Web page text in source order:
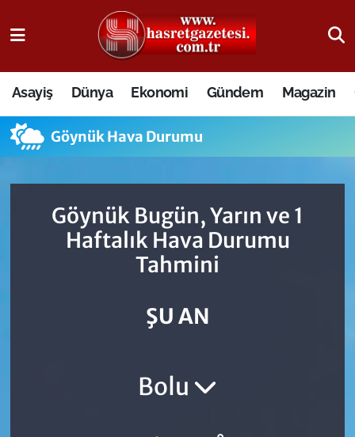
Asayiş Dünya Ekonomi Gündem Magazin
Göynük Hava Durumu
Göynük Bugün, Yarın ve 1
Haftalık Hava Durumu
Tahmini
ŞU AN
Bolu
Osmaniye Nöbetçi Eczaneler
Osmaniye Hava Durumu
Osmaniye Trafik Yoğunluk Haritası
Süper Lig Puan Durumu ve Fikstür
Tüm Manşetler
Son Dakika Haberleri